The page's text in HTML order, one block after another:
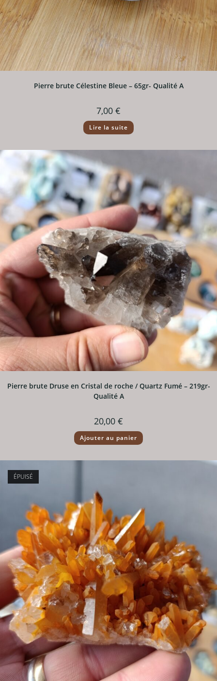
Pierre brute Célestine Bleue – 65gr- Qualité A
7,00 €
Lire la suite
Pierre brute Druse en Cristal de roche / Quartz Fumé – 219gr-
Qualité A
20,00 €
Ajouter au panier
ÉPUISÉ